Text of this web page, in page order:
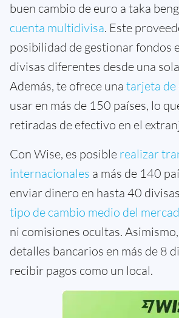
buen cambio de euro a taka
cuenta multidivisa. Este
posibilidad de gestionar fondos
divisas diferentes desde una
Además, te ofrece una tarjeta de
usar en más de 150 países, lo
retiradas de efectivo en el
Con Wise, es posible realizar
internacionales a más de 140
enviar dinero en hasta 40
tipo de cambio medio del
ni comisiones ocultas.
detalles bancarios en más de 8
recibir pagos como un local.